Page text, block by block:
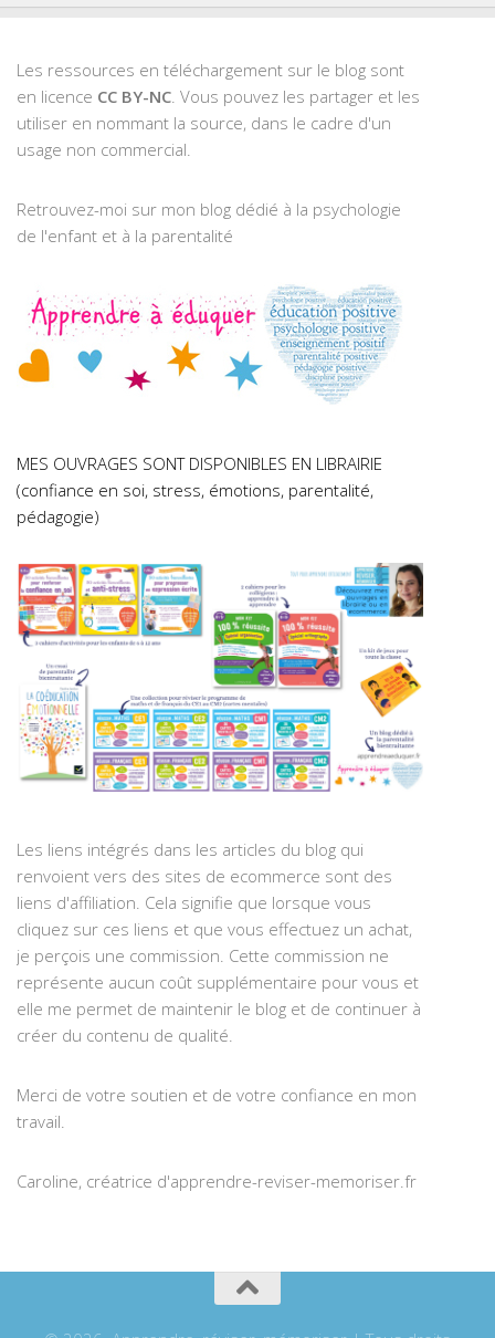
Les ressources en téléchargement sur le blog sont
en licence CC BY-NC . Vous pouvez les partager et les
utiliser en nommant la source, dans le cadre d'un
usage non commercial.
Retrouvez-moi sur mon blog dédié à la psychologie
de l'enfant et à la parentalité
MES OUVRAGES SONT DISPONIBLES EN LIBRAIRIE
(confiance en soi, stress, émotions, parentalité,
pédagogie)
Les liens intégrés dans les articles du blog qui
renvoient vers des sites de ecommerce sont des
liens d'affiliation. Cela signifie que lorsque vous
cliquez sur ces liens et que vous effectuez un achat,
je perçois une commission. Cette commission ne
représente aucun coût supplémentaire pour vous et
elle me permet de maintenir le blog et de continuer à
créer du contenu de qualité.
Merci de votre soutien et de votre confiance en mon
travail.
Caroline, créatrice d'apprendre-reviser-memoriser.fr